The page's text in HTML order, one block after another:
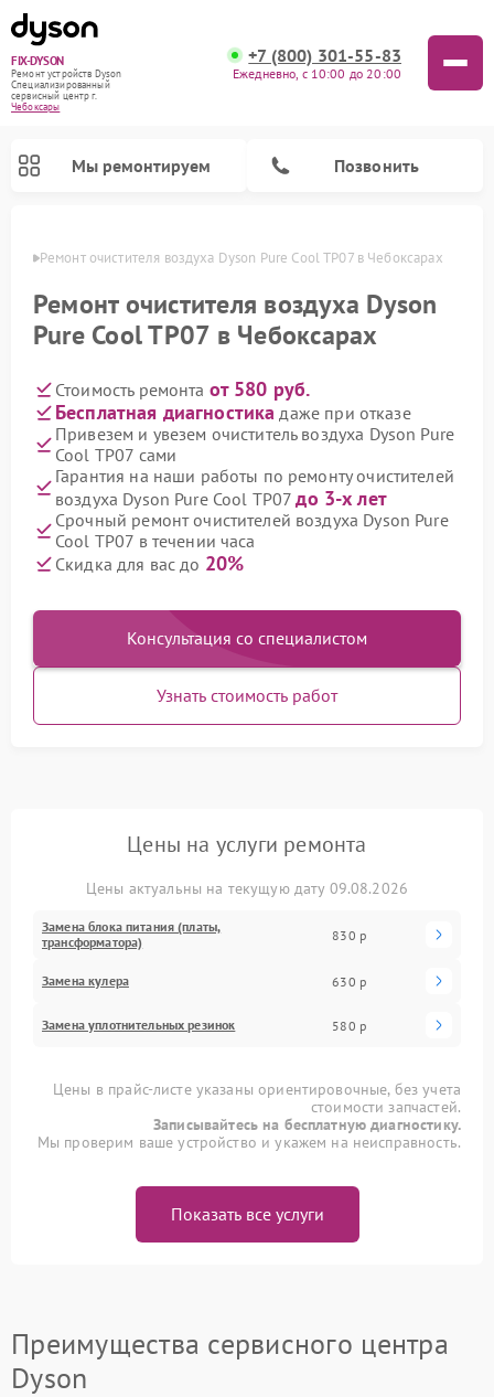
FIX-DYSON
Ремонт устройств Dyson
Специализированный
cервисный центр г.
Чебоксары
+7 (800) 301-55-83
Ежедневно, с 10:00 до 20:00
Мы ремонтируем Позвонить
Ремонт очистителя воздуха Dyson Pure Cool TP07 в Чебоксарах
Ремонт очистителя воздуха Dyson
Pure Cool TP07 в Чебоксарах
Стоимость ремонта от 580 руб.
Бесплатная диагностика даже при отказе
Привезем и увезем очиститель воздуха Dyson Pure
Cool TP07 сами
Гарантия на наши работы по ремонту очистителей
воздуха Dyson Pure Cool TP07до 3-х лет
Срочный ремонт очистителей воздуха Dyson Pure
Cool TP07 в течении часа
Скидка для вас до 20%
Консультация со специалистом
Узнать стоимость работ
Цены на услуги ремонта
Цены актуальны на текущую дату 09.08.2026
Замена блока питания (платы,
трансформатора)
830 р
Замена кулера 630 р
Замена уплотнительных резинок 580 р
Цены в прайс-листе указаны ориентировочные, без учета
стоимости запчастей.
Записывайтесь на бесплатную диагностику.
Мы проверим ваше устройство и укажем на неисправность.
Показать все услуги
Преимущества сервисного центра
Dyson